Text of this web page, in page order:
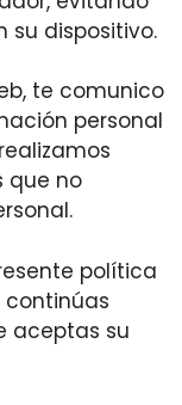
su dispositivo.
te comunico
personal
que no
política
continúas
aceptas su